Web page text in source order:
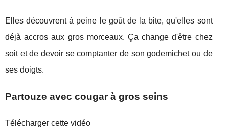
Elles découvrent à peine le goût de la bite, qu'elles sont
déjà accros aux gros morceaux. Ça change d'être chez
soit et de devoir se comptanter de son godemichet ou de
ses doigts.
Partouze avec cougar à gros seins
Télécharger cette vidéo